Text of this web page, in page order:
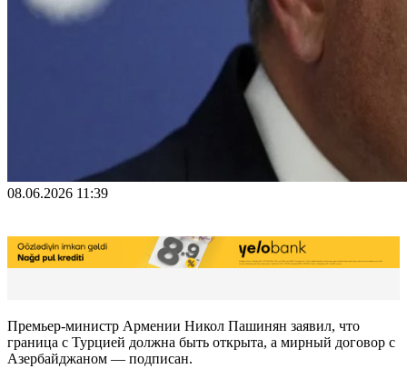
08.06.2026 11:39
Премьер-министр Армении Никол Пашинян заявил, что
граница с Турцией должна быть открыта, а мирный договор с
Азербайджаном — подписан.